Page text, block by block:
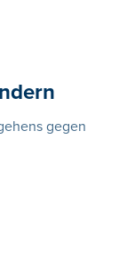
gegen